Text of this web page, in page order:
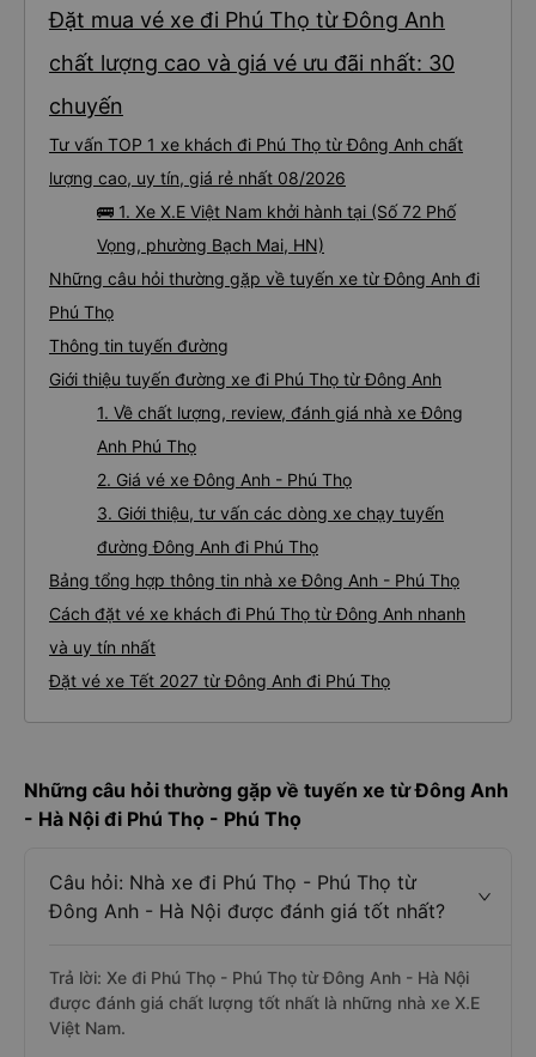
Đặt mua vé xe đi Phú Thọ từ Đông Anh
chất lượng cao và giá vé ưu đãi nhất: 30
chuyến
Tư vấn TOP 1 xe khách đi Phú Thọ từ Đông Anh chất
lượng cao, uy tín, giá rẻ nhất 08/2026
🚌 1. Xe X.E Việt Nam khởi hành tại (Số 72 Phố
Vọng, phường Bạch Mai, HN)
Những câu hỏi thường gặp về tuyến xe từ Đông Anh đi
Phú Thọ
Thông tin tuyến đường
Giới thiệu tuyến đường xe đi Phú Thọ từ Đông Anh
1. Về chất lượng, review, đánh giá nhà xe Đông
Anh Phú Thọ
2. Giá vé xe Đông Anh - Phú Thọ
3. Giới thiệu, tư vấn các dòng xe chạy tuyến
đường Đông Anh đi Phú Thọ
Bảng tổng hợp thông tin nhà xe Đông Anh - Phú Thọ
Cách đặt vé xe khách đi Phú Thọ từ Đông Anh nhanh
và uy tín nhất
Đặt vé xe Tết 2027 từ Đông Anh đi Phú Thọ
Những câu hỏi thường gặp về tuyến xe từ Đông Anh
- Hà Nội đi Phú Thọ - Phú Thọ
Câu hỏi: Nhà xe đi Phú Thọ - Phú Thọ từ
Đông Anh - Hà Nội được đánh giá tốt nhất?
Trả lời: Xe đi Phú Thọ - Phú Thọ từ Đông Anh - Hà Nội
được đánh giá chất lượng tốt nhất là những nhà xe X.E
Việt Nam.